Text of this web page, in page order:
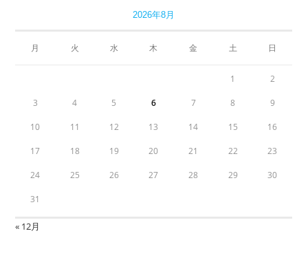
2026年8月
月 火 水 木 金 土 日
1 2
3 4 5 6 7 8 9
10 11 12 13 14 15 16
17 18 19 20 21 22 23
24 25 26 27 28 29 30
31
« 12月